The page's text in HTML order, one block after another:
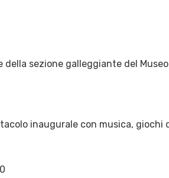
sezione galleggiante del Museo
inaugurale con musica, giochi